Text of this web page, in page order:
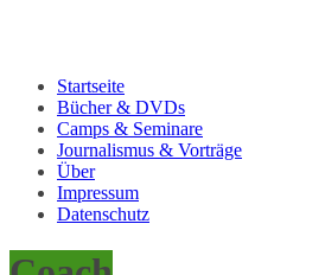
Startseite
Bücher & DVDs
Camps & Seminare
Journalismus & Vorträge
Über
Impressum
Datenschutz